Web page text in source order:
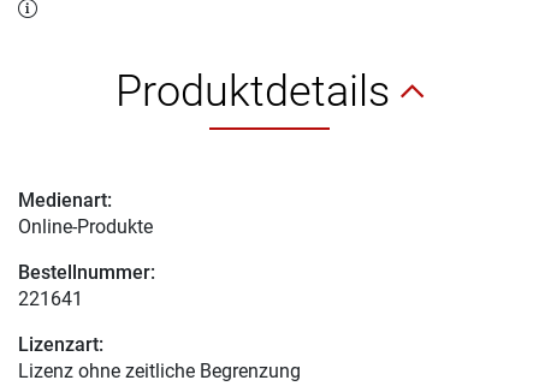
Produktdetails
Medienart:
Online-Produkte
Bestellnummer:
221641
Lizenzart:
Lizenz ohne zeitliche Begrenzung